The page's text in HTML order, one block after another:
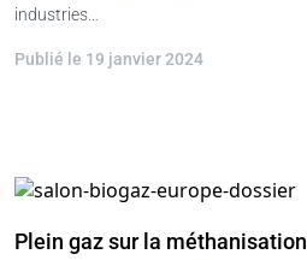
industries…
Publié le 19 janvier 2024
Plein gaz sur la méthanisation